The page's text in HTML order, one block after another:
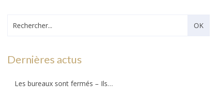
Dernières actus
Les bureaux sont fermés – Ils ouvriront au public le mercredi 26 août 2026 !